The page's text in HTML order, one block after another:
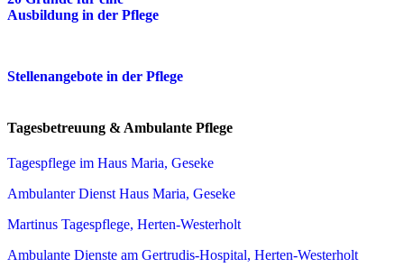
Ausbildung in der Pflege
Stellenangebote in der Pflege
Tagesbetreuung & Ambulante Pflege
Tagespflege im Haus Maria, Geseke
Ambulanter Dienst Haus Maria, Geseke
Martinus Tagespflege, Herten-Westerholt
Ambulante Dienste am Gertrudis-Hospital, Herten-Westerholt